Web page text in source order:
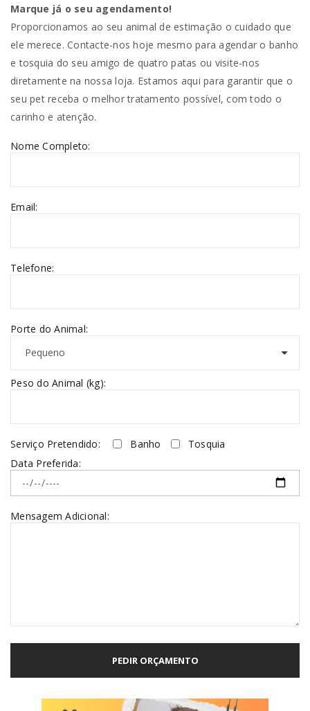
Marque já o seu agendamento!
Proporcionamos ao seu animal de estimação o cuidado que
ele merece. Contacte-nos hoje mesmo para agendar o banho
e tosquia do seu amigo de quatro patas ou visite-nos
diretamente na nossa loja. Estamos aqui para garantir que o
seu pet receba o melhor tratamento possível, com todo o
carinho e atenção.
Nome Completo:
Email:
Telefone:
Porte do Animal:
Peso do Animal (kg):
Serviço Pretendido: Banho
Tosquia
Data Preferida:
Mensagem Adicional: